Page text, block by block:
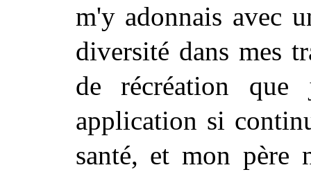
m'y adonnais avec
diversité dans mes
de récréation que
application si
santé, et mon père